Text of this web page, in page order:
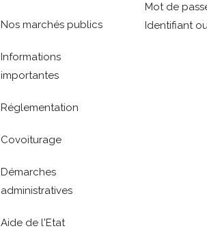
Nos marchés publics
Informations
importantes
Réglementation
Covoiturage
Démarches
administratives
Aide de l'Etat
Mot de
Identifiant